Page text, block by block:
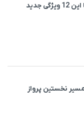
آیفون 18 پرو تا دو ماه دیگر با این 12 ویژگی جدید